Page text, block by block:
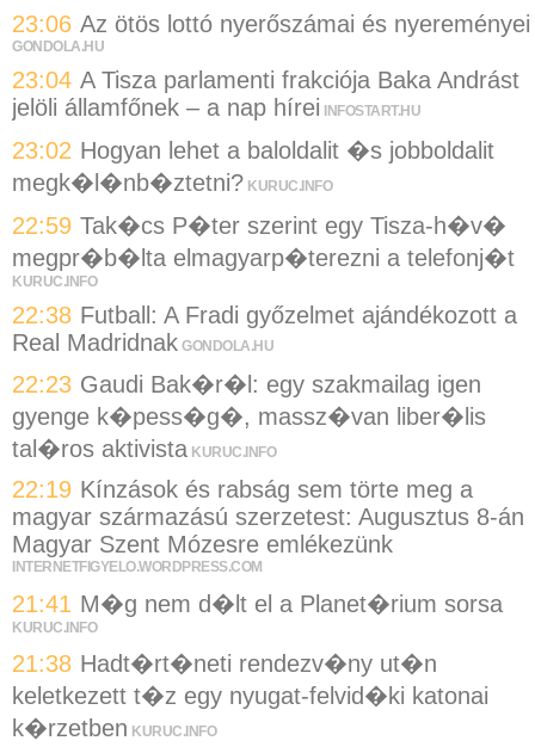
23:06 Az ötös lottó nyerőszámai és nyereményei
GONDOLA.HU
23:04 A Tisza parlamenti frakciója Baka Andrást
jelöli államfőnek – a nap hírei
INFOSTART.HU
23:02 Hogyan lehet a baloldalit �s jobboldalit
megk�l�nb�ztetni? KURUC.INFO
22:59 Tak�cs P�ter szerint egy Tisza-h�v�
megpr�b�lta elmagyarp�terezni a telefonj�t
KURUC.INFO
22:38 Futball: A Fradi győzelmet ajándékozott a
Real Madridnak GONDOLA.HU
22:23 Gaudi Bak�r�l: egy szakmailag igen
gyenge k�pess�g�, massz�van liber�lis
tal�ros aktivista KURUC.INFO
22:19 Kínzások és rabság sem törte meg a
magyar származású szerzetest: Augusztus 8-án
Magyar Szent Mózesre emlékezünk
INTERNETFIGYELO.WORDPRESS.COM
21:41 M�g nem d�lt el a Planet�rium sorsa
KURUC.INFO
21:38 Hadt�rt�neti rendezv�ny ut�n
keletkezett t�z egy nyugat-felvid�ki katonai
k�rzetben KURUC.INFO